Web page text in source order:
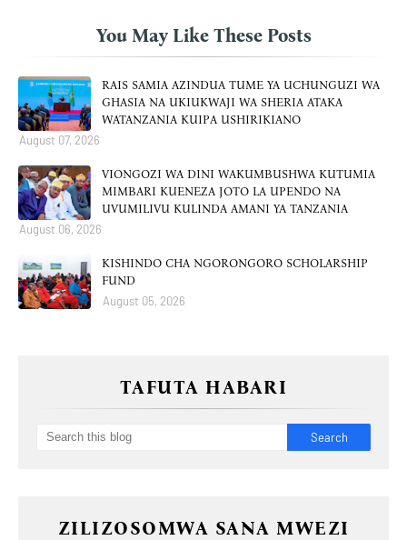
You May Like These Posts
RAIS SAMIA AZINDUA TUME YA UCHUNGUZI WA
GHASIA NA UKIUKWAJI WA SHERIA ATAKA
WATANZANIA KUIPA USHIRIKIANO
August 07, 2026
VIONGOZI WA DINI WAKUMBUSHWA KUTUMIA
MIMBARI KUENEZA JOTO LA UPENDO NA
UVUMILIVU KULINDA AMANI YA TANZANIA
August 06, 2026
KISHINDO CHA NGORONGORO SCHOLARSHIP
FUND
August 05, 2026
TAFUTA HABARI
ZILIZOSOMWA SANA MWEZI